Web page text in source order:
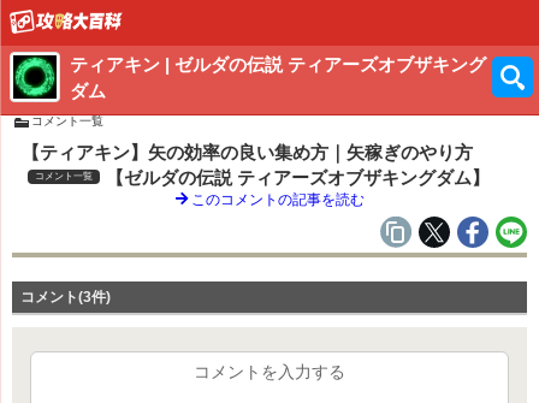
ティアキン | ゼルダの伝説 ティアーズオブザキング
ダム
コメント一覧
【ティアキン】矢の効率の良い集め方｜矢稼ぎのやり方
コメント一覧 【ゼルダの伝説 ティアーズオブザキングダム】
このコメントの記事を読む
コメント(3件)
コメントを入力する